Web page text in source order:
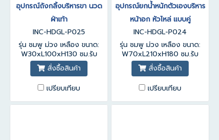
อุปกรณ์ถังกลิ้งบริหารขา นวด
ฝ่าเท้า
INC-HDGL-P025
รุ่น ชมพู ม่วง เหลือง ขนาด:
W30xL100xH130 ซม.รับ
ประกันสินค้า 1-3 ปี
สั่งซื้อสินค้า
เปรียบเทียบ
อุปกรณ์ยกน้ำหนักตัวเองบริหาร
หน้าอก หัวไหล่ แบบคู่
INC-HDGL-P024
รุ่น ชมพู ม่วง เหลือง ขนาด:
W70xL210xH180 ซม.รับ
ประกันสินค้า 1-3 ปี
สั่งซื้อสินค้า
เปรียบเทียบ